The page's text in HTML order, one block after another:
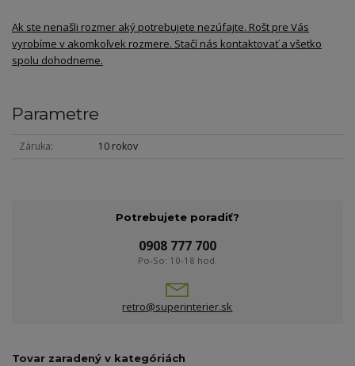
Ak ste nenašli rozmer aký potrebujete nezúfajte. Rošt pre Vás
vyrobíme v akomkoľvek rozmere. Stačí nás kontaktovať a všetko
spolu dohodneme.
Parametre
Záruka 10 rokov
Potrebujete poradiť?
0908 777 700
Po-So: 10-18 hod.
retro@superinterier.sk
Tovar zaradený v kategóriách